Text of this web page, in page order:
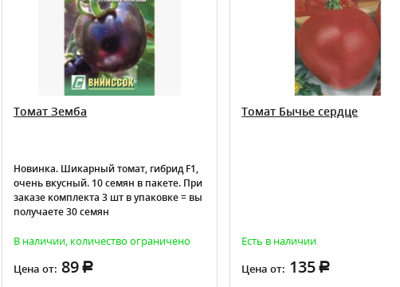
Томат Земба
Новинка. Шикарный томат, гибрид F1,
очень вкусный. 10 семян в пакете. При
заказе комплекта 3 шт в упаковке = вы
получаете 30 семян
В наличии, количество ограничено
Цена от: 89
Томат Бычье сердце
Есть в наличии
Цена от: 135